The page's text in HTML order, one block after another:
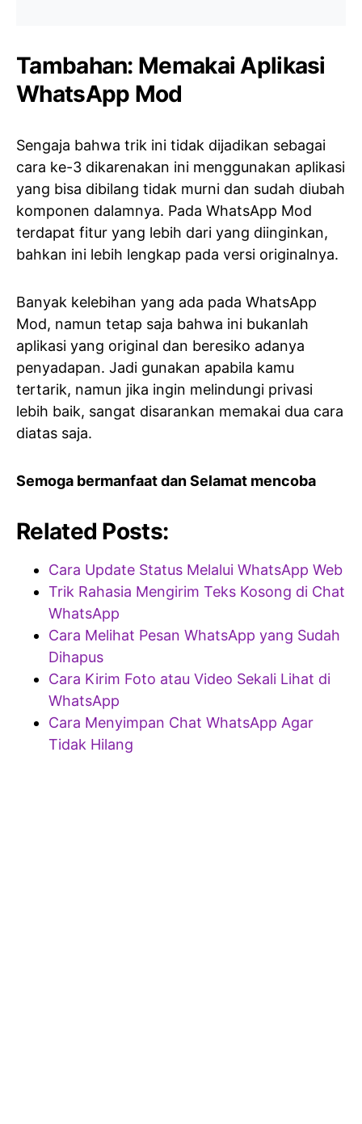
Tambahan: Memakai Aplikasi
WhatsApp Mod
Sengaja bahwa trik ini tidak dijadikan sebagai
cara ke-3 dikarenakan ini menggunakan aplikasi
yang bisa dibilang tidak murni dan sudah diubah
komponen dalamnya. Pada WhatsApp Mod
terdapat fitur yang lebih dari yang diinginkan,
bahkan ini lebih lengkap pada versi originalnya.
Banyak kelebihan yang ada pada WhatsApp
Mod, namun tetap saja bahwa ini bukanlah
aplikasi yang original dan beresiko adanya
penyadapan. Jadi gunakan apabila kamu
tertarik, namun jika ingin melindungi privasi
lebih baik, sangat disarankan memakai dua cara
diatas saja.
Semoga bermanfaat dan Selamat mencoba
Related Posts:
Cara Update Status Melalui WhatsApp Web
Trik Rahasia Mengirim Teks Kosong di Chat
WhatsApp
Cara Melihat Pesan WhatsApp yang Sudah
Dihapus
Cara Kirim Foto atau Video Sekali Lihat di
WhatsApp
Cara Menyimpan Chat WhatsApp Agar
Tidak Hilang